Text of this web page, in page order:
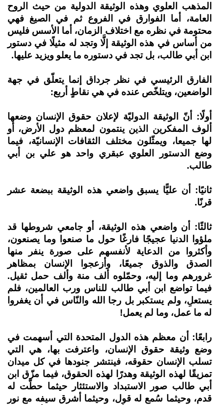
المذهب العلوي وهذه الوثيقة الدولية من حيث الروح
العامة، أما الفوارق في الفروع ثم في الصيغ فهي
محتومة في نظره مع اختلاف الزمان، أما الأسس فليس
من أساس في هذه الوثيقة إلَّا وتجد له مثيلًا في دستور
ابن أبي طالب، بل تجد في دستوره ما يعلو ويزيد عليها.
الفارق الرئيسي في نظر جرداق إنما يتعلّق في جهة
الواضعين، ويتلخّص عنده في هي نقاطٍ أربع:
أولًا: أنّ الوثيقة الدوليّة لإعلان حقوق الإنسان وضعها
ألوف المفكرين الذين ينتمون لمعظم دول الأرض، أو
لها جميعا، ويمثّلون مختلف الثقافات الإنسانيّة، فيما
وضع الدستور العلوي عبقري واحد هو علي بن أبي
طالب.
ثانيًا: أن عليًّا يسبق واضعي هذه الوثيقة ببضعة عشر
قرنًا.
ثالثًا: أن واضعي هذه الوثيقة، أو جامعي شروطها قد
ملؤوا الدنيا عجيجًا فارغًا حول ما صنعوا وما يصنعون،
وأكثروا من الدعاية لأنفسهم على صورة ينفر منها
الصدق والذوق جميعًا، وأزعجوا الإنسان بمظاهر
غرورهم وما إليه، وحمّلوه ألف منة وألف حمل ثقيل.
فيما تواضع ابن أبي طالب للناس ورب العالمين، فلم
يستعلِ، ولم يستكبر بل رجا الله والنّاس في أن يغفروا
له ما عمل، وما لم يعمل!
رابعًا: أن معظم هذه الدول المتحدة التي أسهمت في
وضع وثيقة حقوق الإنسان، واعترفت بها، هي التي
تسلب الإنسان حقوقه، فينتشر جنودها في كل ميدان
تمزيقًا لهذه الوثيقة وهدرًا لهذه الحقوق، فيما مزّق ابن
أبي طالب صور الاستبداد والاستئثار حيثما حطّت له
قدم، وحيثما سُمع له قول، وحيثما أشرق سيفه مع نور